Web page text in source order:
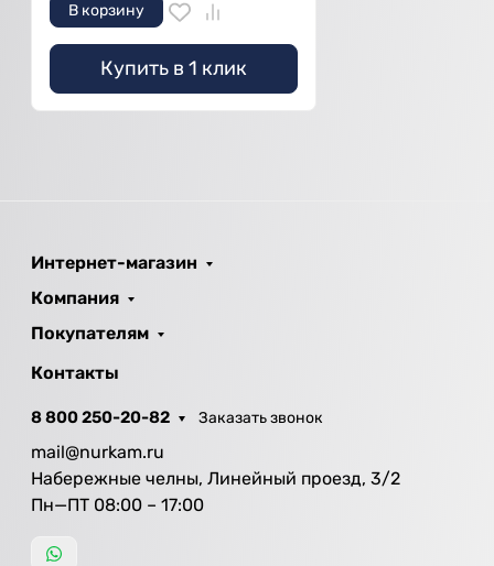
В корзину
Купить в 1 клик
Интернет-магазин
Компания
Покупателям
Контакты
8 800 250-20-82 Заказать звонок
mail@nurkam.ru
Набережные челны, Линейный проезд, 3/2
Пн—ПТ 08:00 – 17:00